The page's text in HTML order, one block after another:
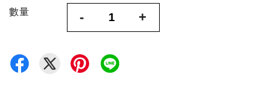
數量 - +